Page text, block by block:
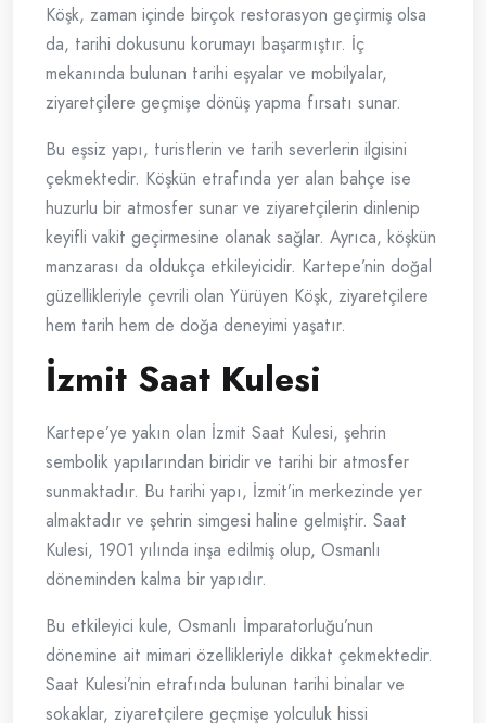
Köşk, zaman içinde birçok restorasyon geçirmiş olsa
da, tarihi dokusunu korumayı başarmıştır. İç
mekanında bulunan tarihi eşyalar ve mobilyalar,
ziyaretçilere geçmişe dönüş yapma fırsatı sunar.
Bu eşsiz yapı, turistlerin ve tarih severlerin ilgisini
çekmektedir. Köşkün etrafında yer alan bahçe ise
huzurlu bir atmosfer sunar ve ziyaretçilerin dinlenip
keyifli vakit geçirmesine olanak sağlar. Ayrıca, köşkün
manzarası da oldukça etkileyicidir. Kartepe’nin doğal
güzellikleriyle çevrili olan Yürüyen Köşk, ziyaretçilere
hem tarih hem de doğa deneyimi yaşatır.
İzmit Saat Kulesi
Kartepe’ye yakın olan İzmit Saat Kulesi, şehrin
sembolik yapılarından biridir ve tarihi bir atmosfer
sunmaktadır. Bu tarihi yapı, İzmit’in merkezinde yer
almaktadır ve şehrin simgesi haline gelmiştir. Saat
Kulesi, 1901 yılında inşa edilmiş olup, Osmanlı
döneminden kalma bir yapıdır.
Bu etkileyici kule, Osmanlı İmparatorluğu’nun
dönemine ait mimari özellikleriyle dikkat çekmektedir.
Saat Kulesi’nin etrafında bulunan tarihi binalar ve
sokaklar, ziyaretçilere geçmişe yolculuk hissi